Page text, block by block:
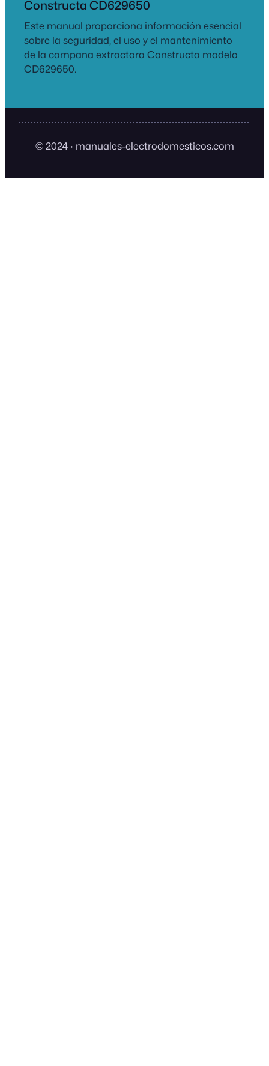
Constructa CD629650
Este manual proporciona información esencial
sobre la seguridad, el uso y el mantenimiento
de la campana extractora Constructa modelo
CD629650.
© 2024 · manuales-electrodomesticos.com